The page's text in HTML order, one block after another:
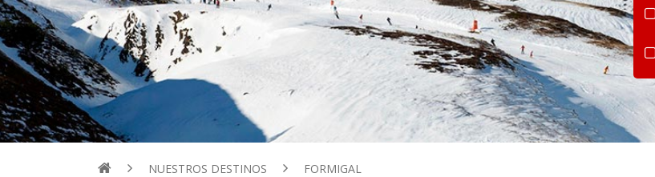
NUESTROS DESTINOS FORMIGAL